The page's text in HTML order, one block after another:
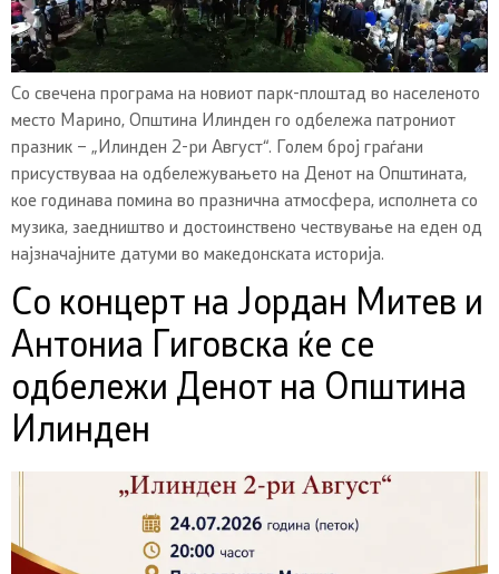
Со свечена програма на новиот парк-плоштад во населеното
место Марино, Општина Илинден го одбележа патрониот
празник – „Илинден 2-ри Август“. Голем број граѓани
присуствуваа на одбележувањето на Денот на Општината,
кое годинава помина во празнична атмосфера, исполнета со
музика, заедништво и достоинствено чествување на еден од
најзначајните датуми во македонската историја.
Со концерт на Јордан Митев и
Антониа Гиговска ќе се
одбележи Денот на Општина
Илинден